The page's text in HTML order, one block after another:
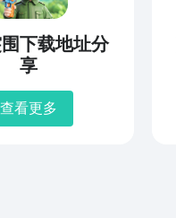
下载地址分
享
查看更多